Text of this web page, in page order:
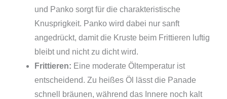
und Panko sorgt für die charakteristische
Knusprigkeit. Panko wird dabei nur sanft
angedrückt, damit die Kruste beim Frittieren luftig
bleibt und nicht zu dicht wird.
Frittieren: Eine moderate Öltemperatur ist
entscheidend. Zu heißes Öl lässt die Panade
schnell bräunen, während das Innere noch kalt